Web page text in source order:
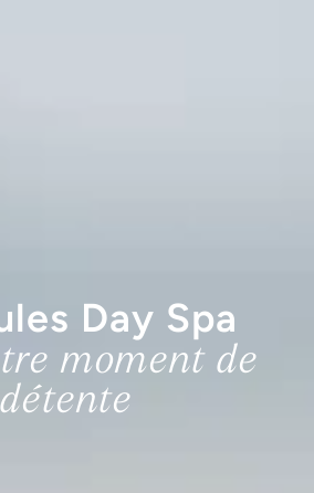
Day Spa
moment de
détente